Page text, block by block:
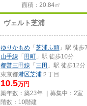
面積：20.84㎡
ヴェルト芝浦
ゆりかもめ 「 芝浦ふ頭 」駅 徒歩
山手線 「 田町 」駅 徒歩10分
都営三田線 「 三田 」駅 徒歩12分
東京都港区芝浦 ２丁目
10.5万円
築年数：築23年 ｜募集中： 2室
階数：10階建